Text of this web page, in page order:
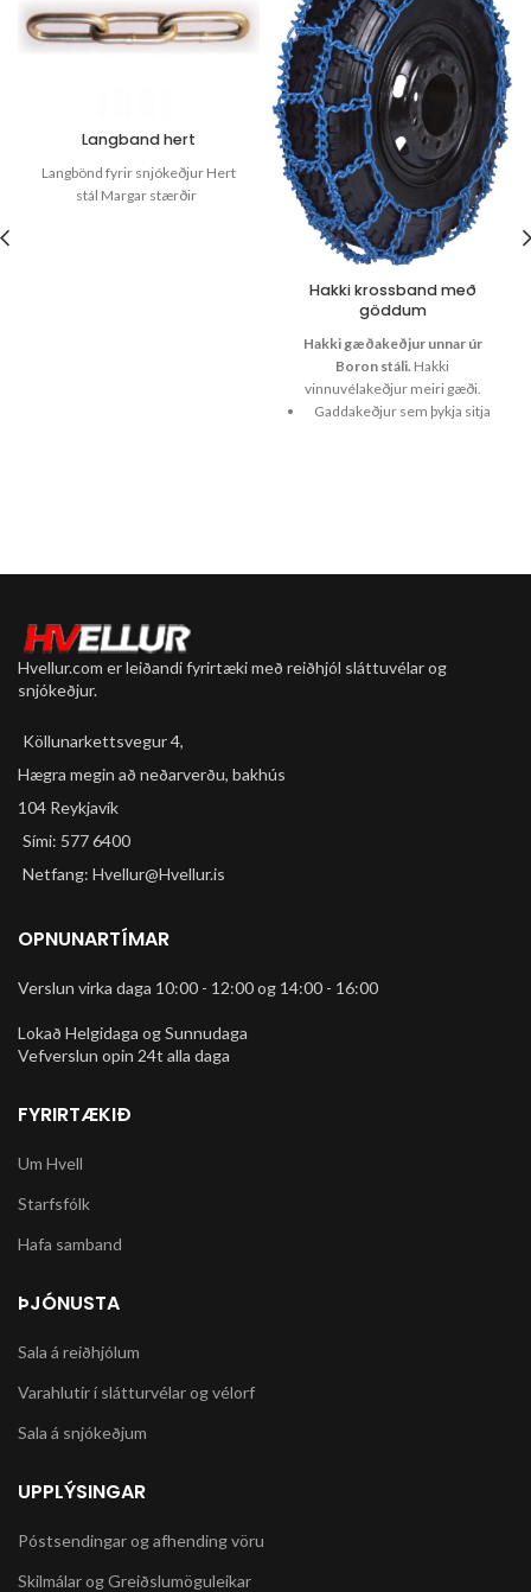
Langband hert
Langbönd fyrir snjókeðjur Hert
stál Margar stærðir
Hakki krossband með
göddum
Hakki gæðakeðjur unnar úr
Boron stáli. Hakki
vinnuvélakeðjur meiri gæði.
Gaddakeðjur sem þykja sitja
Hvellur.com er leiðandi fyrirtæki með reiðhjól sláttuvélar og
snjókeðjur.
Köllunarkettsvegur 4,
Hægra megin að neðarverðu, bakhús
104 Reykjavík
Sími: 577 6400
Netfang: Hvellur@Hvellur.is
OPNUNARTÍMAR
Verslun virka daga 10:00 - 12:00 og 14:00 - 16:00
Lokað Helgidaga og Sunnudaga
Vefverslun opin 24t alla daga
FYRIRTÆKIÐ
Um Hvell
Starfsfólk
Hafa samband
ÞJÓNUSTA
Sala á reiðhjólum
Varahlutir í slátturvélar og vélorf
Sala á snjókeðjum
UPPLÝSINGAR
Póstsendingar og afhending vöru
Skilmálar og Greiðslumöguleikar